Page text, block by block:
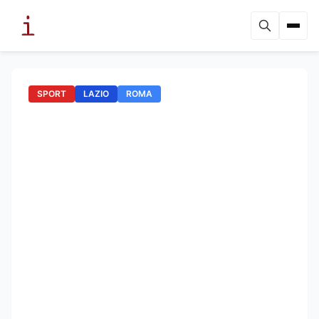
SPORT LAZIO ROMA